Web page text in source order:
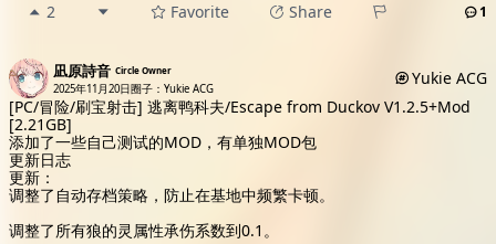
2
Favorite Share 1
凪原詩音 Circle Owner
2025年11月20日圈子：Yukie ACG
Yukie ACG
[PC/冒险/刷宝射击] 逃离鸭科夫/Escape from Duckov V1.2.5+Mod
[2.21GB]
添加了一些自己测试的MOD，有单独MOD包
更新日志
更新：
调整了自动存档策略，防止在基地中频繁卡顿。
调整了所有狼的灵属性承伤系数到0.1。